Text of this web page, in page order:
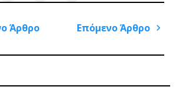
Άρθρο
Επόμενο Άρθρο